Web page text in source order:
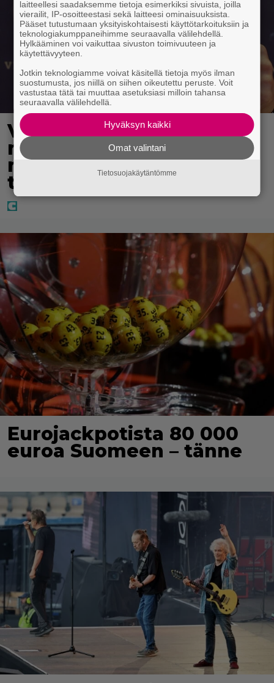
Vappu Pimiästä tuli
miljoonikko – eikä yksi
milli edes riitä, näin se
tapahtui
Eurojackpotista 80 000
euroa Suomeen – tänne
laitteellesi saadaksemme tietoja esimerkiksi sivuista, joilla
vierailit, IP-osoitteestasi sekä laitteesi ominaisuuksista.
Pääset tutustumaan yksityiskohtaisesti käyttötarkoituksiin ja
teknologiakumppaneihimme seuraavalla välilehdellä.
Hylkääminen voi vaikuttaa sivuston toimivuuteen ja
käytettävyyteen.
Jotkin teknologiamme voivat käsitellä tietoja myös ilman
suostumusta, jos niillä on siihen oikeutettu peruste. Voit
vastustaa tätä tai muuttaa asetuksiasi milloin tahansa
seuraavalla välilehdellä.
Hyväksyn kaikki
Omat valintani
Tietosuojakäytäntömme